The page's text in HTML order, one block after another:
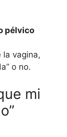
pélvico
vagina,
o no.
mi